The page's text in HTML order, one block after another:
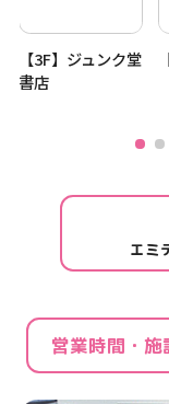
【3F】ジュンク堂
書店
エミ
営業時間・施